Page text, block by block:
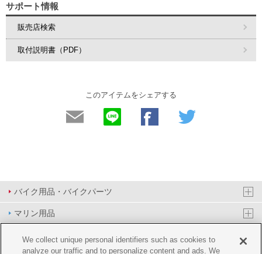
サポート情報
販売店検索
取付説明書（PDF）
このアイテムをシェアする
バイク用品・バイクパーツ
マリン用品
PAS/YPJ用品
We collect unique personal identifiers such as cookies to
analyze our traffic and to personalize content and ads. We